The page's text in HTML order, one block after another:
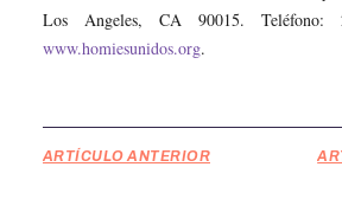
Los Angeles, CA 90015. Teléfono:
www.homiesunidos.org.
ARTÍCULO ANTERIOR